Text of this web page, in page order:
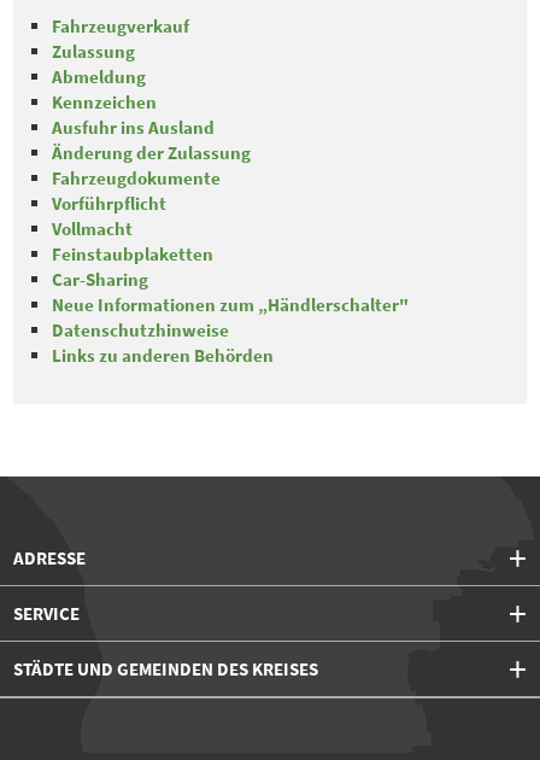
Fahrzeugverkauf
Zulassung
Abmeldung
Kennzeichen
Ausfuhr ins Ausland
Änderung der Zulassung
Fahrzeugdokumente
Vorführpflicht
Vollmacht
Feinstaubplaketten
Car-Sharing
Neue Informationen zum „Händlerschalter"
Datenschutzhinweise
Links zu anderen Behörden
ADRESSE
SERVICE
STÄDTE UND GEMEINDEN DES KREISES